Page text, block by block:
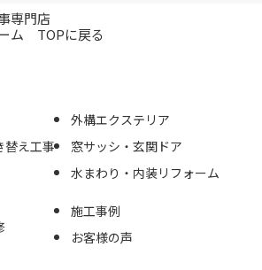
専門店
ーム TOPに戻る
替え工事
外構エクステリア
窓サッシ・玄関ドア
水まわり・内装リフォーム
施工事例
お客様の声